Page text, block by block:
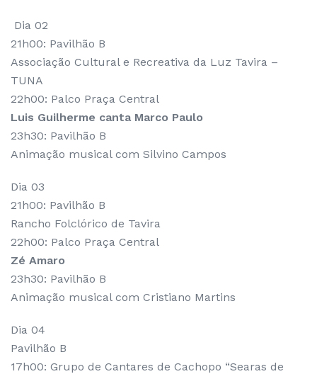
Dia 02
21h00: Pavilhão B
Associação Cultural e Recreativa da Luz Tavira –
TUNA
22h00: Palco Praça Central
Luis Guilherme canta Marco Paulo
23h30: Pavilhão B
Animação musical com Silvino Campos
Dia 03
21h00: Pavilhão B
Rancho Folclórico de Tavira
22h00: Palco Praça Central
Zé Amaro
23h30: Pavilhão B
Animação musical com Cristiano Martins
Dia 04
Pavilhão B
17h00: Grupo de Cantares de Cachopo “Searas de